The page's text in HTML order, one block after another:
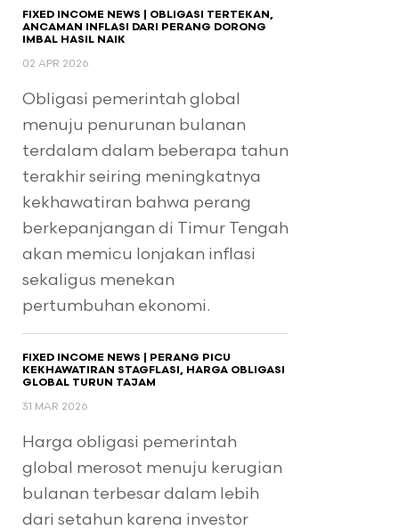
FIXED INCOME NEWS | OBLIGASI TERTEKAN,
ANCAMAN INFLASI DARI PERANG DORONG
IMBAL HASIL NAIK
02 APR 2026
Obligasi pemerintah global
menuju penurunan bulanan
terdalam dalam beberapa tahun
terakhir seiring meningkatnya
kekhawatiran bahwa perang
berkepanjangan di Timur Tengah
akan memicu lonjakan inflasi
sekaligus menekan
pertumbuhan ekonomi.
FIXED INCOME NEWS | PERANG PICU
KEKHAWATIRAN STAGFLASI, HARGA OBLIGASI
GLOBAL TURUN TAJAM
31 MAR 2026
Harga obligasi pemerintah
global merosot menuju kerugian
bulanan terbesar dalam lebih
dari setahun karena investor